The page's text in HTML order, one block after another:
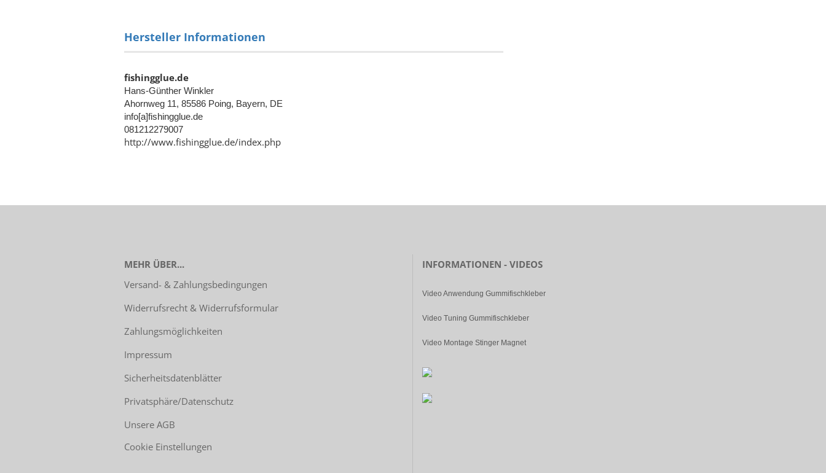
Hersteller Informationen
fishingglue.de
Hans-Günther Winkler
Ahornweg 11, 85586 Poing, Bayern, DE
info[a]fishingglue.de
081212279007
http://www.fishingglue.de/index.php
MEHR ÜBER...
Versand- & Zahlungsbedingungen
Widerrufsrecht & Widerrufsformular
Zahlungsmöglichkeiten
Impressum
Sicherheitsdatenblätter
Privatsphäre/Datenschutz
Unsere AGB
Cookie Einstellungen
INFORMATIONEN - VIDEOS
Video Anwendung Gummifischkleber
Video Tuning Gummifischkleber
Video Montage Stinger Magnet